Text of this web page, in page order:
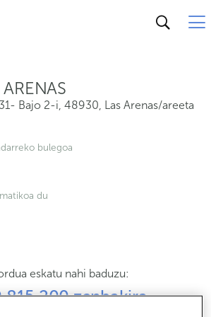
Bajo 2-i, 48930, Las Arenas/areeta
bulegoa
du
eskatu nahi baduzu:
200 zenbakira
31- Bajo 2-i, 48930, Las Arenas/